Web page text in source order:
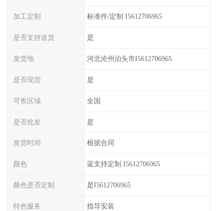
加工定制 标准件/定制 I5612706965
是否支持送货 是
发货地 河北沧州泊头市I5612706965
是否现货 是
可售区域 全国
是否批发 是
发货时间 根据合同
颜色 蓝支持定制 I5612706965
颜色是否定制 是I5612706965
特色服务 指导安装